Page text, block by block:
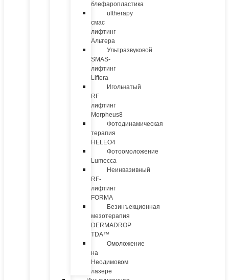
блефаропластика
ultherapy
смас
лифтинг
Альтера
Ультразвуковой
SMAS-
лифтинг
Liftera
Игольчатый
RF
лифтинг
Morpheus8
Фотодинамическая
терапия
HELEO4
Фотоомоложение
Lumecca
Неинвазивный
RF-
лифтинг
FORMA
Безинъекционная
мезотерапия
DERMADROP
TDA™
Омоложение
на
Неодимовом
лазере